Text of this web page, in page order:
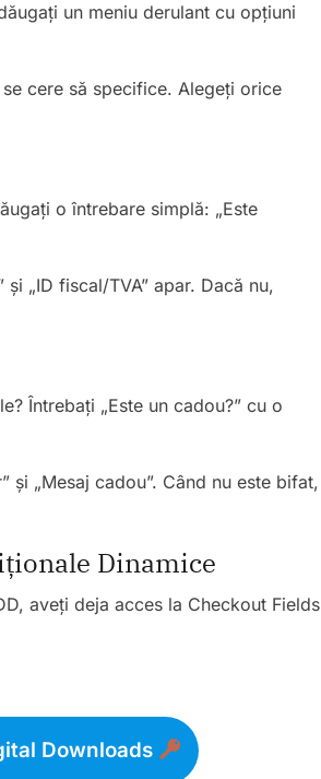
un meniu derulant cu opțiuni
cere să specifice. Alegeți orice
o întrebare simplă: „Este
„ID fiscal/TVA” apar. Dacă nu,
Întrebați „Este un cadou?” cu o
și „Mesaj cadou”. Când nu este bifat,
Dinamice
aveți deja acces la Checkout Fields
Downloads